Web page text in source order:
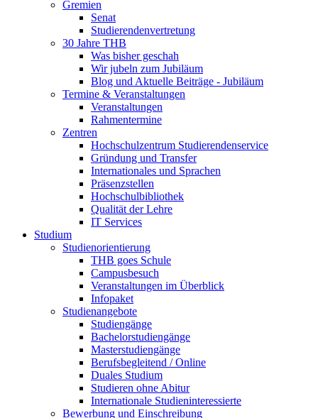
Gremien
Senat
Studierendenvertretung
30 Jahre THB
Was bisher geschah
Wir jubeln zum Jubiläum
Blog und Aktuelle Beiträge - Jubiläum
Termine & Veranstaltungen
Veranstaltungen
Rahmentermine
Zentren
Hochschulzentrum Studierendenservice
Gründung und Transfer
Internationales und Sprachen
Präsenzstellen
Hochschulbibliothek
Qualität der Lehre
IT Services
Studium
Studienorientierung
THB goes Schule
Campusbesuch
Veranstaltungen im Überblick
Infopaket
Studienangebote
Studiengänge
Bachelorstudiengänge
Masterstudiengänge
Berufsbegleitend / Online
Duales Studium
Studieren ohne Abitur
Internationale Studieninteressierte
Bewerbung und Einschreibung